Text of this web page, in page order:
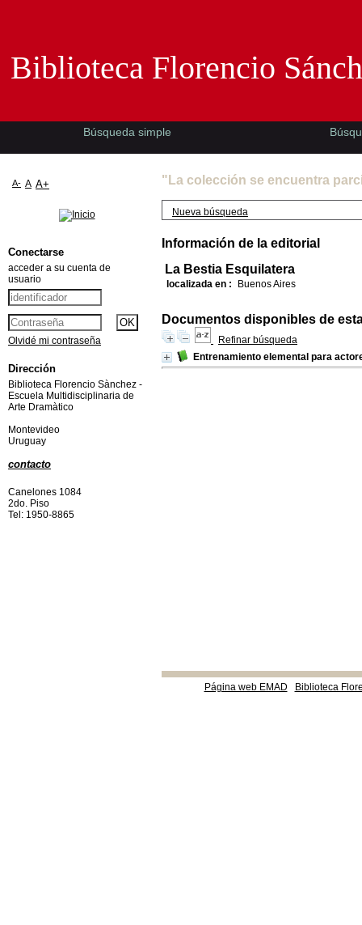
"La colección se encuentra
Nueva búsqueda
Información de la editorial
La Bestia Esquilatera
localizada en : Buenos Aires
Documentos disponibles de
Refinar búsqueda
Entrenamiento elemental para
Página web EMAD Biblioteca
Biblioteca Florencio
Búsqueda simple
A- A A+
Conectarse
acceder a su cuenta de
usuario
Olvidé mi contraseña
Dirección
Biblioteca Florencio Sànchez -
Escuela Multidisciplinaria de
Arte Dramàtico
Montevideo
Uruguay
contacto
Canelones 1084
2do. Piso
Tel: 1950-8865